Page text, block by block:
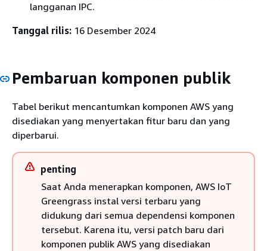
langganan IPC.
Tanggal rilis: 16 Desember 2024
Pembaruan komponen publik
Tabel berikut mencantumkan komponen AWS yang
disediakan yang menyertakan fitur baru dan yang
diperbarui.
penting
Saat Anda menerapkan komponen, AWS IoT
Greengrass instal versi terbaru yang
didukung dari semua dependensi komponen
tersebut. Karena itu, versi patch baru dari
komponen publik AWS yang disediakan